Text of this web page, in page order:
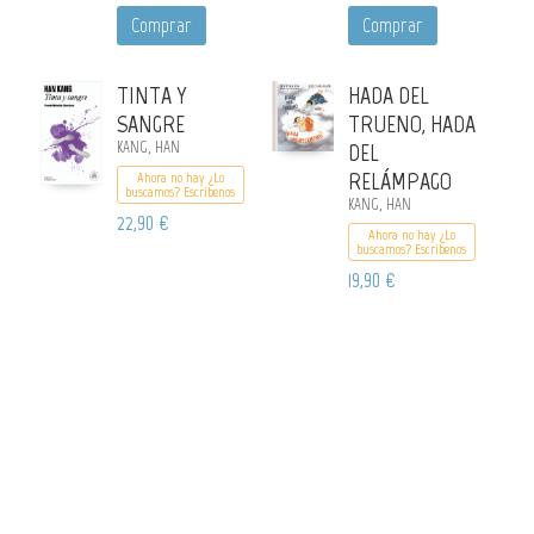
Comprar Comprar
TINTA Y
SANGRE
KANG, HAN
Ahora no hay ¿Lo
buscamos? Escribenos
22,90 €
HADA DEL
TRUENO, HADA
DEL
RELÁMPAGO
KANG, HAN
Ahora no hay ¿Lo
buscamos? Escribenos
19,90 €